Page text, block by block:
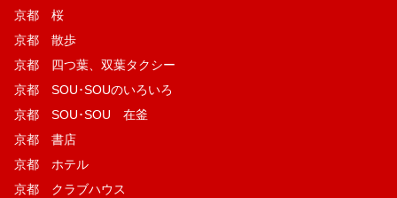
京都 桜
京都 散歩
京都 四つ葉、双葉タクシー
京都 SOU･SOUのいろいろ
京都 SOU･SOU 在釜
京都 書店
京都 ホテル
京都 クラブハウス